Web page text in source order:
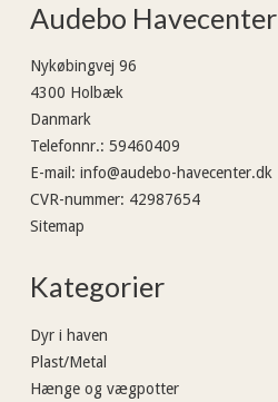
Audebo Havecenter
Nykøbingvej 96
4300 Holbæk
Danmark
Telefonnr.: 59460409
E-mail : info@audebo-havecenter.dk
CVR-nummer: 42987654
Sitemap
Kategorier
Dyr i haven
Plast/Metal
Hænge og vægpotter